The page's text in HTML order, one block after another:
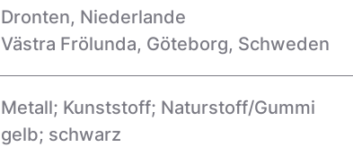
Dronten, Niederlande
Västra Frölunda, Göteborg, Schweden
Metall; Kunststoff; Naturstoff/Gummi
gelb; schwarz